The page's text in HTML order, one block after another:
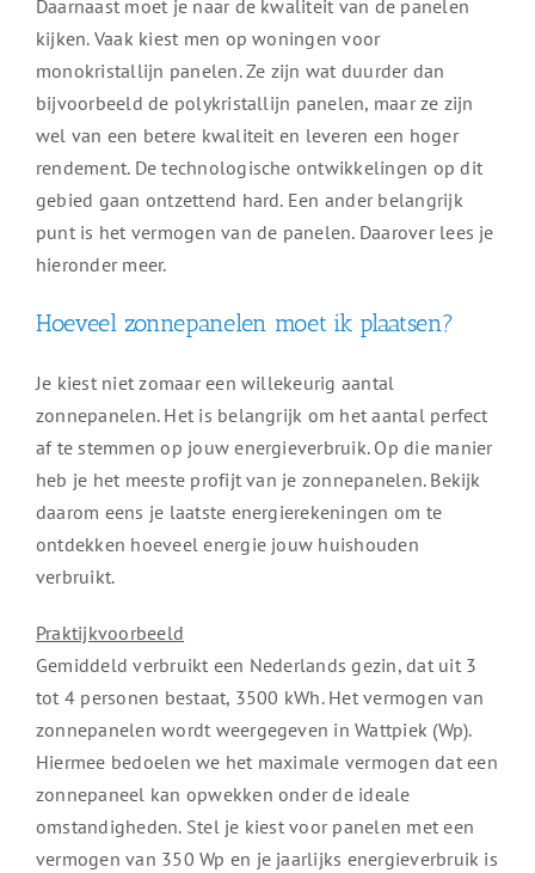
Daarnaast moet je naar de kwaliteit van de panelen
kijken. Vaak kiest men op woningen voor
monokristallijn panelen. Ze zijn wat duurder dan
bijvoorbeeld de polykristallijn panelen, maar ze zijn
wel van een betere kwaliteit en leveren een hoger
rendement. De technologische ontwikkelingen op dit
gebied gaan ontzettend hard. Een ander belangrijk
punt is het vermogen van de panelen. Daarover lees je
hieronder meer.
Hoeveel zonnepanelen moet ik plaatsen?
Je kiest niet zomaar een willekeurig aantal
zonnepanelen. Het is belangrijk om het aantal perfect
af te stemmen op jouw energieverbruik. Op die manier
heb je het meeste profijt van je zonnepanelen. Bekijk
daarom eens je laatste energierekeningen om te
ontdekken hoeveel energie jouw huishouden
verbruikt.
Praktijkvoorbeeld
Gemiddeld verbruikt een Nederlands gezin, dat uit 3
tot 4 personen bestaat, 3500 kWh. Het vermogen van
zonnepanelen wordt weergegeven in Wattpiek (Wp).
Hiermee bedoelen we het maximale vermogen dat een
zonnepaneel kan opwekken onder de ideale
omstandigheden. Stel je kiest voor panelen met een
vermogen van 350 Wp en je jaarlijks energieverbruik is